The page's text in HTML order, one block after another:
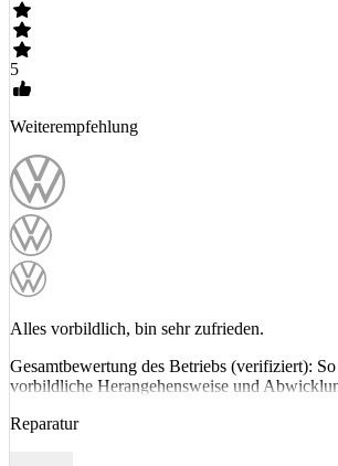
5
Weiterempfehlung
Alles vorbildlich, bin sehr zufrieden.
Gesamtbewertung des Betriebs (verifiziert):
vorbildliche Herangehensweise und
Reparatur